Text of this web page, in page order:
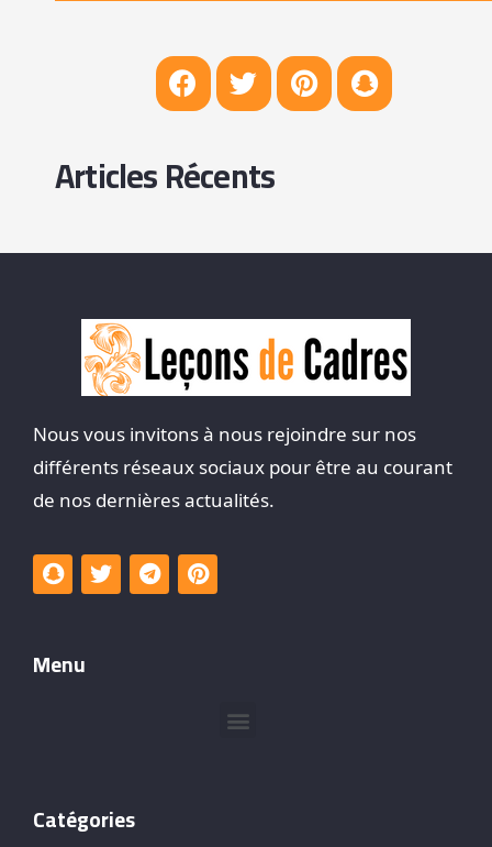
Articles Récents
Nous vous invitons à nous rejoindre sur nos
différents réseaux sociaux pour être au courant
de nos dernières actualités.
Menu
Catégories